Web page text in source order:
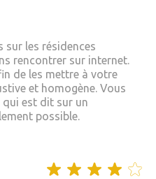
sur les résidences
rencontrer sur internet.
de les mettre à votre
et homogène. Vous
est dit sur un
possible.